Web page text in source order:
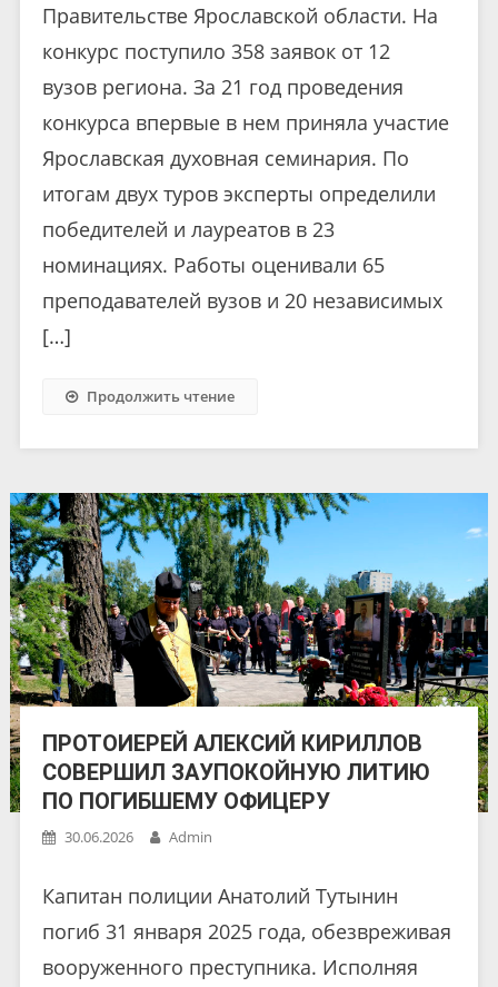
Правительстве Ярославской области. На
конкурс поступило 358 заявок от 12
вузов региона. За 21 год проведения
конкурса впервые в нем приняла участие
Ярославская духовная семинария. По
итогам двух туров эксперты определили
победителей и лауреатов в 23
номинациях. Работы оценивали 65
преподавателей вузов и 20 независимых
[…]
Продолжить чтение
ПРОТОИЕРЕЙ АЛЕКСИЙ КИРИЛЛОВ
СОВЕРШИЛ ЗАУПОКОЙНУЮ ЛИТИЮ
ПО ПОГИБШЕМУ ОФИЦЕРУ
30.06.2026 Admin
Капитан полиции Анатолий Тутынин
погиб 31 января 2025 года, обезвреживая
вооруженного преступника. Исполняя